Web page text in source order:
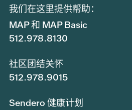
我们在这里提供帮助：
MAP 和 MAP Basic
512.978.8130
社区团结关怀
512.978.9015
Sendero 健康计划